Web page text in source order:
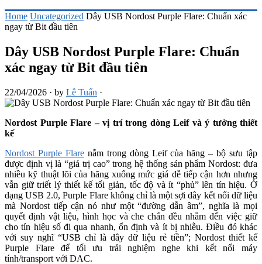
Home Uncategorized Dây USB Nordost Purple Flare: Chuẩn xác
ngay từ Bit đầu tiên
Dây USB Nordost Purple Flare: Chuẩn
xác ngay từ Bit đầu tiên
22/04/2026 · by Lê Tuấn ·
Nordost Purple Flare–vị trí trong dòng Leif và ý tưởng thiết
kế
Nordost Purple Flarenằm trong dòng Leif của hãng – bộ sưu tập
được định vị là “giá trị cao” trong hệ thống sản phẩm Nordost: đưa
nhiều kỹ thuật lõi của hãng xuống mức giá dễ tiếp cận hơn nhưng
vẫn giữ triết lý thiết kế tối giản, tốc độ và ít “phủ” lên tín hiệu. Ở
dạng USB 2.0, Purple Flare không chỉ là một sợi dây kết nối dữ liệu
mà Nordost tiếp cận nó như một “đường dẫn âm”, nghĩa là mọi
quyết định vật liệu, hình học và che chắn đều nhắm đến việc giữ
cho tín hiệu số đi qua nhanh, ổn định và ít bị nhiễu. Điều đó khác
với suy nghĩ “USB chỉ là dây dữ liệu rẻ tiền”; Nordost thiết kế
Purple Flare để tối ưu trải nghiệm nghe khi kết nối máy
tính/transport với DAC.